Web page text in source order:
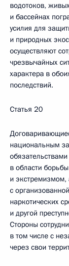
водотоков,
и бассейнах
усилия для
и природных
осуществляют
чрезвычайных
характера в
последствий.
Статья 20
национальным
в области
и экстремизмом,
с
наркотических
и другой
Стороны
в том числе с
через свои